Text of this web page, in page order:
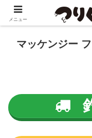
マッケンジー
メニュー